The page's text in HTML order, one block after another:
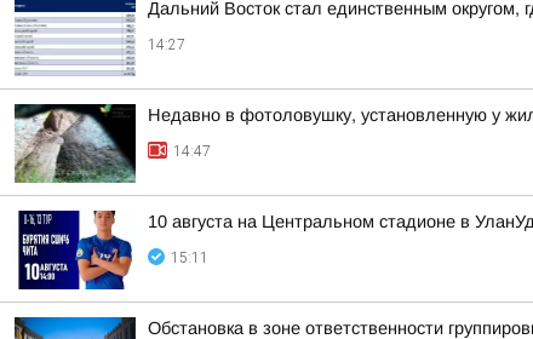
Дальний Восток стал единственным округом,
14:27
Недавно в фотоловушку, установленную у
14:47
10 августа на Центральном стадионе в
15:11
Обстановка в зоне ответственности